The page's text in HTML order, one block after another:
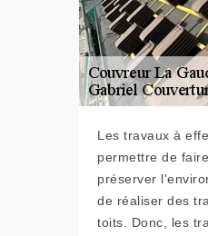
Les travaux à
permettre de
préserver
de réaliser des
toits. Donc, les